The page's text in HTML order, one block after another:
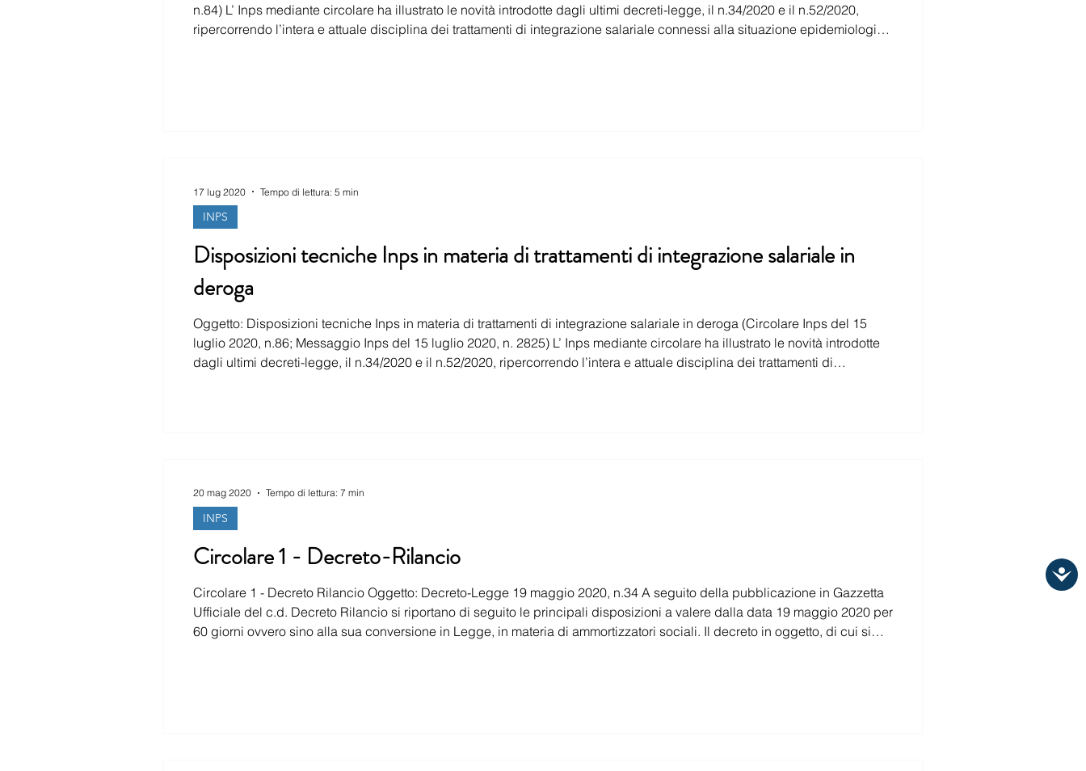
n.84) L’ Inps mediante circolare ha illustrato le novità introdotte dagli ultimi decreti-legge, il n.34/2020 e il n.52/2020,
ripercorrendo l’intera e attuale disciplina dei trattamenti di integrazione salariale connessi alla situazione epidemiologica
Disposizioni tecniche Inps in materia di trattamenti di integrazione salariale in
deroga
Oggetto: Disposizioni tecniche Inps in materia di trattamenti di integrazione salariale in deroga (Circolare Inps del 15
luglio 2020, n.86; Messaggio Inps del 15 luglio 2020, n. 2825) L’ Inps mediante circolare ha illustrato le novità introdotte
dagli ultimi decreti-legge, il n.34/2020 e il n.52/2020, ripercorrendo l’intera e attuale disciplina dei trattamenti di
INPS
17 lug 2020 Tempo di lettura: 5 min
Circolare 1 - Decreto-Rilancio
Circolare 1 - Decreto Rilancio Oggetto: Decreto-Legge 19 maggio 2020, n.34 A seguito della pubblicazione in Gazzetta
Ufficiale del c.d. Decreto Rilancio si riportano di seguito le principali disposizioni a valere dalla data 19 maggio 2020 per
60 giorni ovvero sino alla sua conversione in Legge, in materia di ammortizzatori sociali. Il decreto in oggetto, di cui si
INPS
20 mag 2020 Tempo di lettura: 7 min